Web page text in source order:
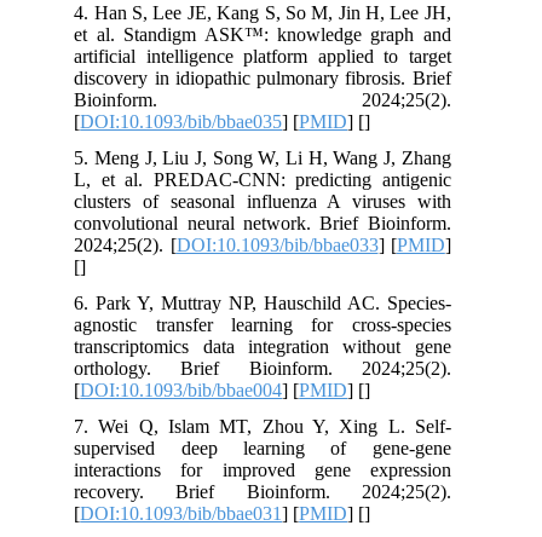
4. Han S, Lee JE, Kang S, So M, Jin H, Lee JH,
et al. Standigm ASK™: knowledge graph and
artificial intelligence platform applied to target
discovery in idiopathic pulmonary fibrosis. Brief
Bioinform. 2024;25(2).
[DOI:10.1093/bib/bbae035] [PMID] [
5. Meng J, Liu J, Song W, Li H, Wang J, Zhang
L, et al. PREDAC-CNN: predicting antigenic
clusters of seasonal influenza A viruses with
convolutional neural network. Brief Bioinform.
2024;25(2). [DOI:10.1093/bib/bbae033] [PMID
6. Park Y, Muttray NP, Hauschild AC. Species-
agnostic transfer learning for cross-species
transcriptomics data integration without gene
orthology. Brief Bioinform. 2024;25(2).
[DOI:10.1093/bib/bbae004] [PMID] [
7. Wei Q, Islam MT, Zhou Y, Xing L. Self-
supervised deep learning of gene-gene
interactions for improved gene expression
recovery. Brief Bioinform. 2024;25(2).
[DOI:10.1093/bib/bbae031] [PMID] [